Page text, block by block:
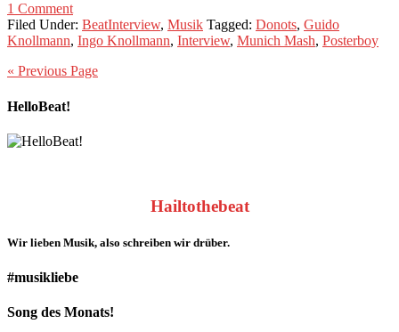
1 Comment
Filed Under: BeatInterview, Musik Tagged: Donots, Guido
Knollmann, Ingo Knollmann, Interview, Munich Mash, Posterboy
« Previous Page
HelloBeat!
Hailtothebeat
Wir lieben Musik, also schreiben wir drüber.
#musikliebe
Song des Monats!